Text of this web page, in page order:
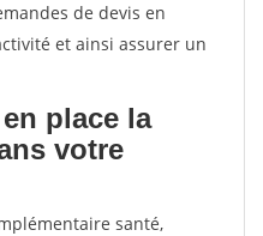
de devis en
et ainsi assurer un
place la
votre
santé,